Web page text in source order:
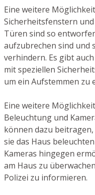
Eine weitere
Sicherheitsfenstern
Türen sind so
aufzubrechen sind und
verhindern. Es gibt
mit speziellen
um ein Aufstemmen zu
Eine weitere
Beleuchtung und
können dazu
sie das Haus
Kameras hingegen
am Haus zu
Polizei zu informieren.